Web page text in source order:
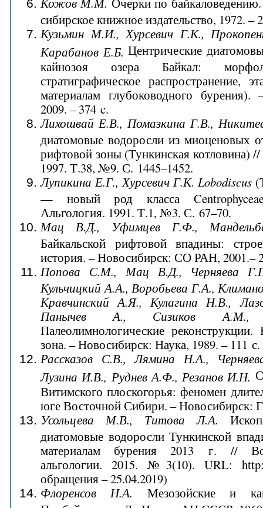
сибирское книжное издательство, 1972. –
Кузьмин М.И., Хурсевич Г.К.,
Карабанов Е.Б. Центрические
кайнозоя озера Байкал:
стратиграфическое распространение,
материалам глубоководного
2009. – 374 c.
Лихошвай Е.В., Помазкина Г.В.,
диатомовые водоросли из миоценовых
рифтовой зоны (Тункинская котловина) //
1997. Т.38, №9. С. 1445–1452.
Лупикина Е.Г., Хурсевич Г.К. Lobodiscus
— новый род класса
Альгология. 1991. Т.1, №3. С. 67–70.
Мац В.Д., Уфимцев Г.Ф.,
Байкальской рифтовой впадины:
история. – Новосибирск: СО РАН, 2001.–
Попова С.М., Мац В.Д., Черняева
Кульчицкий А.А., Воробьева Г.А.,
Кравчинский А.Я., Кулагина Н.В.,
Панычев А., Сизиков А.М.,
Палеолимнологические реконструкции.
зона. – Новосибирск: Наука, 1989. – 111 с.
Рассказов С.В., Лямина Н.А.,
Лузина И.В., Руднев А.Ф., Резанов И.Н.
Витимского плоскогорья: феномен
юге Восточной Сибири. – Новосибирск:
Усольцева М.В., Титова Л.А.
диатомовые водоросли Тункинской
материалам бурения 2013 г. //
альгологии. 2015. №3(10). URL:
обращения – 25.04.2019)
Флоренсов Н.А. Мезозойские и